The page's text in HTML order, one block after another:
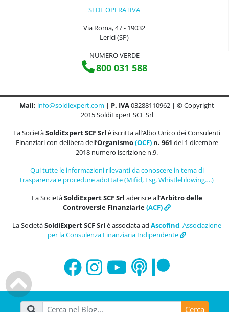
SEDE OPERATIVA
Via Roma, 47 - 19032
Lerici (SP)
NUMERO VERDE
800 031 588
Mail: info@soldiexpert.com | P. IVA03288110962 | © Copyright
2015 SoldiExpert SCF Srl
La SocietàSoldiExpert SCF Srl è iscritta all’Albo Unico dei Consulenti
Finanziari con delibera dell’Organismo(OCF)n. 961 del 1 dicembre
2018 numero iscrizione n.9.
Qui tutte le informazioni rilevanti da conoscere in tema di
trasparenza e procedure adottate (Mifid, Esg, Whistleblowing….)
La SocietàSoldiExpert SCF Srl aderisce all’Arbitro delle
Controversie Finanziarie(ACF)
La SocietàSoldiExpert SCF Srl è associata ad Ascofind, Associazione
per la Consulenza Finanziaria Indipendente